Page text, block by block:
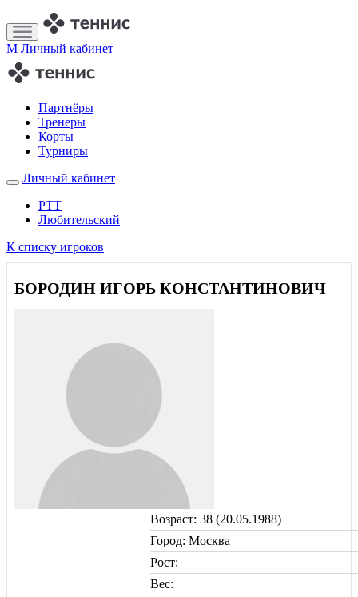
M Личный кабинет
Партнёры
Тренеры
Корты
Турниры
Личный кабинет
РТТ
Любительский
К списку игроков
БОРОДИН ИГОРЬ КОНСТАНТИНОВИЧ
Возраст: 38 (20.05.1988)
Город: Москва
Рост:
Вес: